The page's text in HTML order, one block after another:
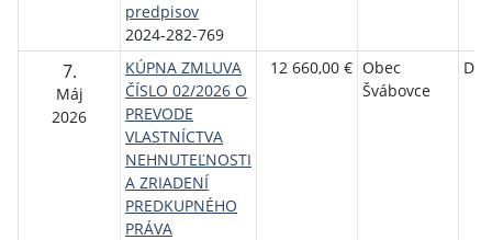
predpisov
2024-282-769
7.
Máj
2026
KÚPNA ZMLUVA
ČÍSLO 02/2026 O
PREVODE
VLASTNÍCTVA
NEHNUTEĽNOSTI
A ZRIADENÍ
PREDKUPNÉHO
PRÁVA
12 660,00 € Obec
Švábovce